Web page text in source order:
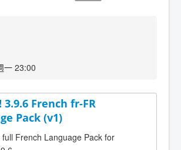
一 23:00
3.9.6 French fr-FR
Pack (v1)
French Language Pack for